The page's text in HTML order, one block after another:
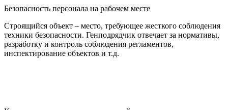
Безопасность персонала на рабочем месте
Строящийся объект – место, требующее жесткого соблюдения
техники безопасности. Генподрядчик отвечает за нормативы,
разработку и контроль соблюдения регламентов,
инспектирование объектов и т.д.